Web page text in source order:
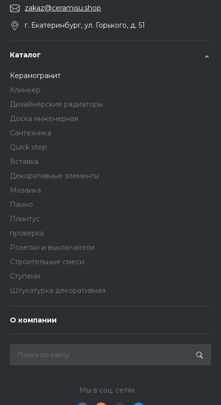
zakaz@ceramisu.shop
г. Екатеринбург, ул. Горького, д. 51
Каталог
Керамогранит
Клинкер
Дизайнерские радиаторы
Доска инженерная
Сантехника
Quick step
Вставка
Декоративные элементы
Мозаика
Панно
Плинтус
проверка
Розетки и выключатели
Строительные смеси
Ступени
Штукатурка декоративная
О компании
Мы в соц. сетях